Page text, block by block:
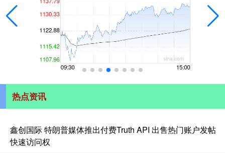
热点资讯
鑫创国际 特朗普媒体推出付费Truth API 出售热门账户发帖
快速访问权